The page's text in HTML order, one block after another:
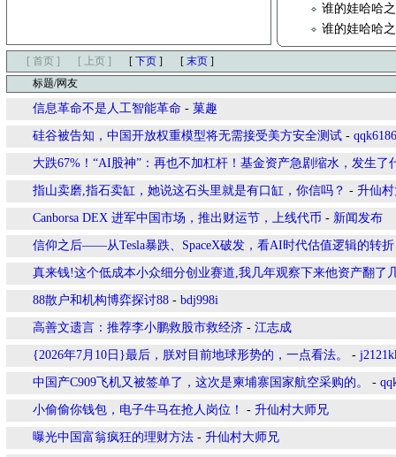
谁的娃哈哈
谁的娃哈哈
[ 首页 ] [ 上页 ] [ 下页 ] [ 末页 ]
标题/网友
信息革命不是人工智能革命 - 菓趣
硅谷被告知，中国开放权重模型将无需接受美方安全测试 - qqk6186
大跌67%！“AI股神”：再也不加杠杆！基金资产急剧缩水，发生了
指山卖磨,指石卖缸，她说这石头里就是有口缸，你信吗？ - 升仙
Canborsa DEX 进军中国市场，推出财运节，上线代币 - 新闻发布
信仰之后——从Tesla暴跌、SpaceX破发，看AI时代估值逻辑的转
真来钱!这个低成本小众细分创业赛道,我几年观察下来他资产翻了
88散户和机构博弈探讨88 - bdj998i
高善文遗言：推荐李小鹏救股市救经济 - 江志成
{2026年7月10日}最后，朕对目前地球形势的，一点看法。 -
中国产C909飞机又被签单了，这次是柬埔寨国家航空采购的。 -
小偷偷你钱包，电子牛马在抢人岗位！ - 升仙村大师兄
曝光中国富翁疯狂的理财方法 - 升仙村大师兄